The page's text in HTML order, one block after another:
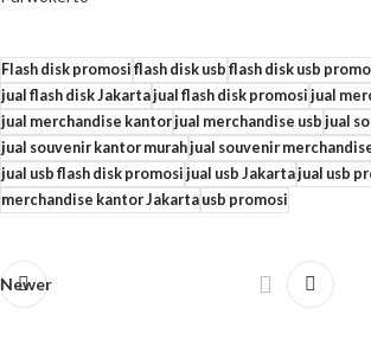
Flash disk promosi flash disk usb flash disk usb
jual flash disk Jakartajual flash disk promosi jual
jual merchandise kantorjual merchandise usb jual
jual souvenir kantor murahjual souvenir
jual usb flash disk promosi jual usb Jakartajual usb
merchandise kantor Jakartausb promosi
Newer